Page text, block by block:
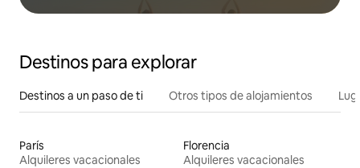
Destinos para explorar
Destinos a un paso de ti Otros tipos de alojamientos
París
Alquileres vacacionales
Florencia
Alquileres vacacionales